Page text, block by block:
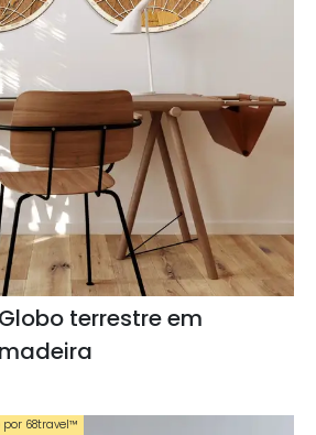
Globo terrestre em
madeira
68travel™️